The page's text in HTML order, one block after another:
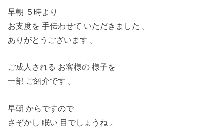
早朝 ５時より
お支度を 手伝わせて いただきました 。
ありがとうございます 。
ご成人される お客様の 様子を
一部 ご紹介です 。
早朝 からですので
さぞかし 眠い 目でしょうね 。